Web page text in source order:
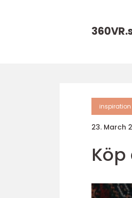
360VR.
inspiration
23. March